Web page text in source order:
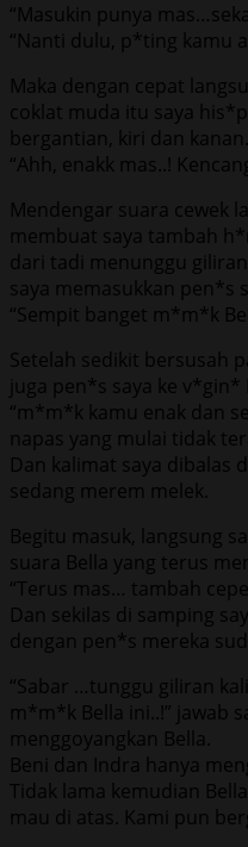
“Masukin punya
“Nanti dulu, p*ting kamu
Maka dengan cepat
coklat muda itu saya
bergantian, kiri dan kanan.
“Ahh, enakk mas..!
Mendengar suara cewek
membuat saya tambah
dari tadi menunggu giliran
saya memasukkan pen*s
“Sempit banget m*m*k
Setelah sedikit bersusah
juga pen*s saya ke v*gin*
“m*m*k kamu enak dan
napas yang mulai tidak
Dan kalimat saya dibalas
sedang merem melek.
Begitu masuk, langsung
suara Bella yang terus
“Terus mas… tambah
Dan sekilas di samping
dengan pen*s mereka
“Sabar …tunggu giliran
m*m*k Bella ini..!” jawab
menggoyangkan Bella.
Beni dan Indra hanya
Tidak lama kemudian
mau di atas. Kami pun